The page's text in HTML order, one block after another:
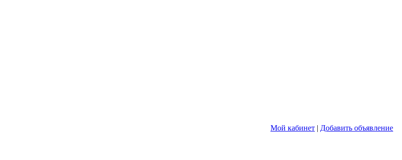
Мой кабинет | Добавить объявление